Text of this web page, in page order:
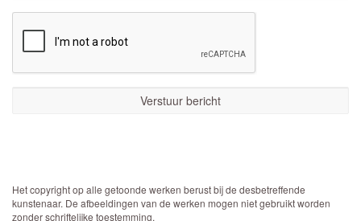
Het copyright op alle getoonde werken berust bij de desbetreffende
kunstenaar. De afbeeldingen van de werken mogen niet gebruikt worden
zonder schriftelijke toestemming.